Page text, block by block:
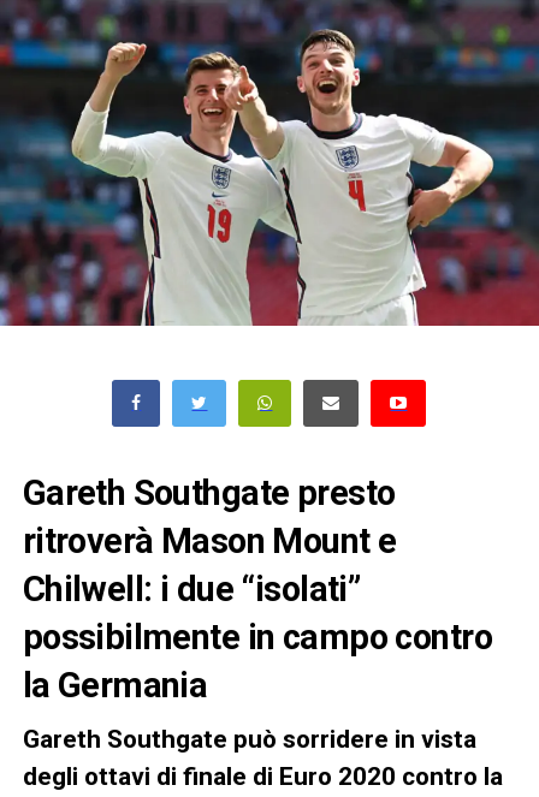
Gareth Southgate presto
ritroverà Mason Mount e
Chilwell: i due “isolati”
possibilmente in campo contro
la Germania
Gareth Southgate può sorridere in vista
degli ottavi di finale di Euro 2020 contro la